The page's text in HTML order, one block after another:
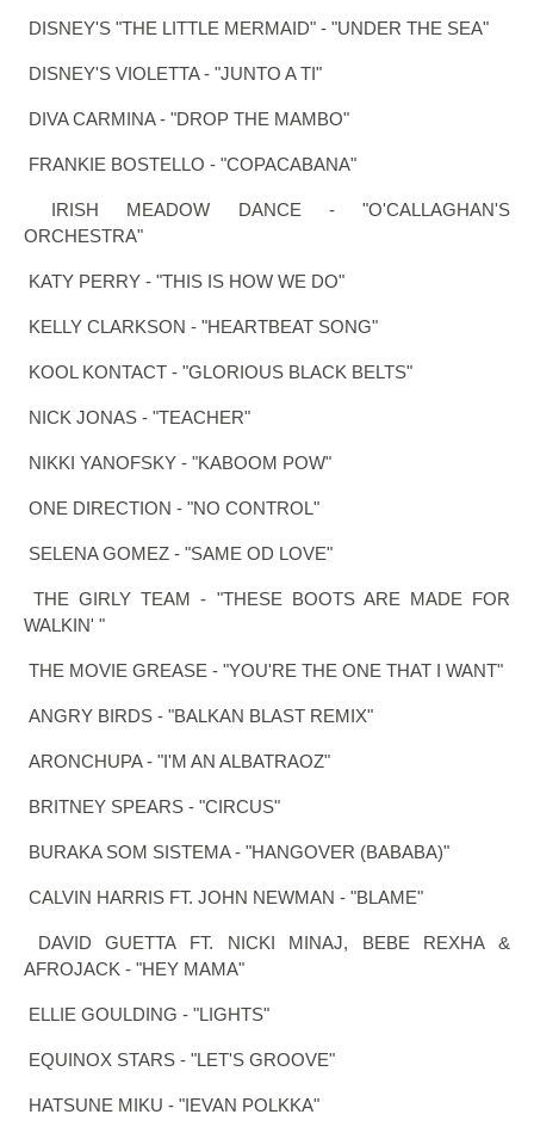
DISNEY'S "THE LITTLE MERMAID" - "UNDER THE SEA"
DISNEY'S VIOLETTA - "JUNTO A TI"
DIVA CARMINA - "DROP THE MAMBO"
FRANKIE BOSTELLO - "COPACABANA"
IRISH MEADOW DANCE - "O'CALLAGHAN'S
ORCHESTRA"
KATY PERRY - "THIS IS HOW WE DO"
KELLY CLARKSON - "HEARTBEAT SONG"
KOOL KONTACT - "GLORIOUS BLACK BELTS"
NICK JONAS - "TEACHER"
NIKKI YANOFSKY - "KABOOM POW"
ONE DIRECTION - "NO CONTROL"
SELENA GOMEZ - "SAME OD LOVE"
THE GIRLY TEAM - "THESE BOOTS ARE MADE FOR
WALKIN' "
THE MOVIE GREASE - "YOU'RE THE ONE THAT I WANT"
ANGRY BIRDS - "BALKAN BLAST REMIX"
ARONCHUPA - "I'M AN ALBATRAOZ"
BRITNEY SPEARS - "CIRCUS"
BURAKA SOM SISTEMA - "HANGOVER (BABABA)"
CALVIN HARRIS FT. JOHN NEWMAN - "BLAME"
DAVID GUETTA FT. NICKI MINAJ, BEBE REXHA &
AFROJACK - "HEY MAMA"
ELLIE GOULDING - "LIGHTS"
EQUINOX STARS - "LET'S GROOVE"
HATSUNE MIKU - "IEVAN POLKKA"